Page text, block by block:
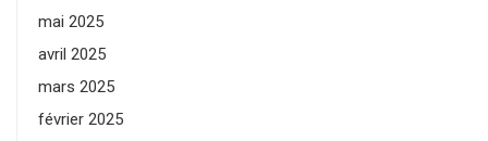
mai 2025
avril 2025
mars 2025
février 2025